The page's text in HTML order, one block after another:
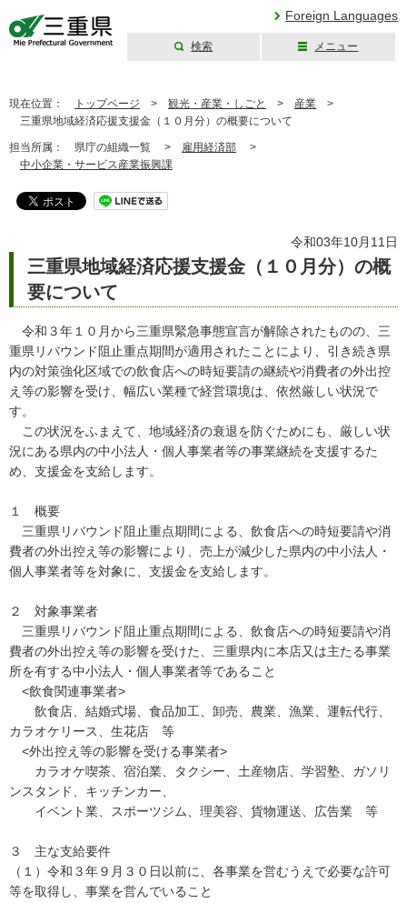
Foreign Languages
検索 メニュー
現在位置： トップページ > 観光・産業・しごと > 産業 >
三重県地域経済応援支援金（１０月分）の概要について
担当所属： 県庁の組織一覧 > 雇用経済部 >
中小企業・サービス産業振興課
令和03年10月11日
三重県地域経済応援支援金（１０月分）の概
要について
令和３年１０月から三重県緊急事態宣言が解除されたものの、三
重県リバウンド阻止重点期間が適用されたことにより、引き続き県
内の対策強化区域での飲食店への時短要請の継続や消費者の外出控
え等の影響を受け、幅広い業種で経営環境は、依然厳しい状況で
す。
この状況をふまえて、地域経済の衰退を防ぐためにも、厳しい状
況にある県内の中小法人・個人事業者等の事業継続を支援するた
め、支援金を支給します。
１ 概要
三重県リバウンド阻止重点期間による、飲食店への時短要請や消
費者の外出控え等の影響により、売上が減少した県内の中小法人・
個人事業者等を対象に、支援金を支給します。
２ 対象事業者
三重県リバウンド阻止重点期間による、飲食店への時短要請や消
費者の外出控え等の影響を受けた、三重県内に本店又は主たる事業
所を有する中小法人・個人事業者等であること
<飲食関連事業者>
飲食店、結婚式場、食品加工、卸売、農業、漁業、運転代行、
カラオケリース、生花店 等
<外出控え等の影響を受ける事業者>
カラオケ喫茶、宿泊業、タクシー、土産物店、学習塾、ガソリ
ンスタンド、キッチンカー、
イベント業、スポーツジム、理美容、貨物運送、広告業 等
３ 主な支給要件
（１）令和３年９月３０日以前に、各事業を営むうえで必要な許可
等を取得し、事業を営んでいること